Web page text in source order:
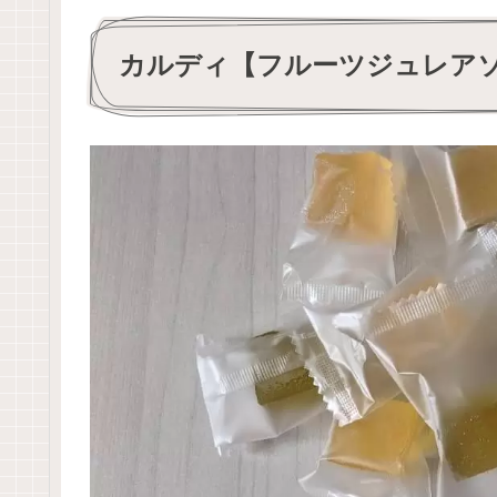
カルディ【フルーツジュレア